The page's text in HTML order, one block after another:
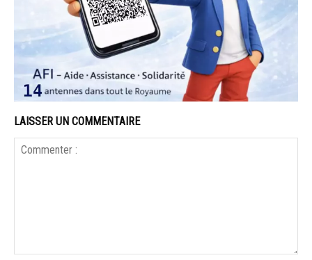
LAISSER UN COMMENTAIRE